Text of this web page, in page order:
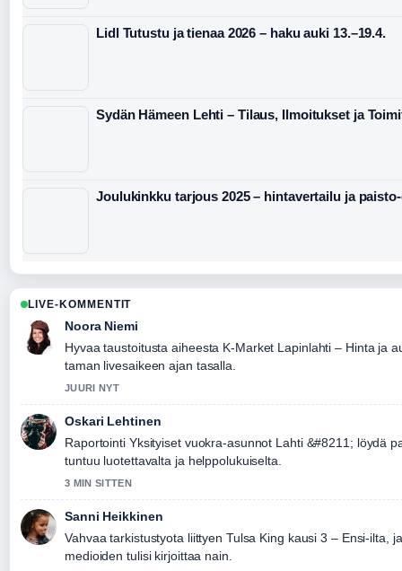
Lidl Tutustu ja tienaa 2026 – haku auki 13.–19.4.
Sydän Hämeen Lehti – Tilaus, Ilmoitukset ja
Joulukinkku tarjous 2025 – hintavertailu ja
LIVE-KOMMENTIT
Noora Niemi
Hyvaa taustoitusta aiheesta K-Market Lapinlahti – Hinta ja
taman livesaikeen ajan tasalla.
JUURI NYT
Oskari Lehtinen
Raportointi Yksityiset vuokra-asunnot Lahti &#8211; löydä
tuntuu luotettavalta ja helppolukuiselta.
3 MIN SITTEN
Sanni Heikkinen
Vahvaa tarkistustyota liittyen Tulsa King kausi 3 – Ensi-ilta,
medioiden tulisi kirjoittaa nain.